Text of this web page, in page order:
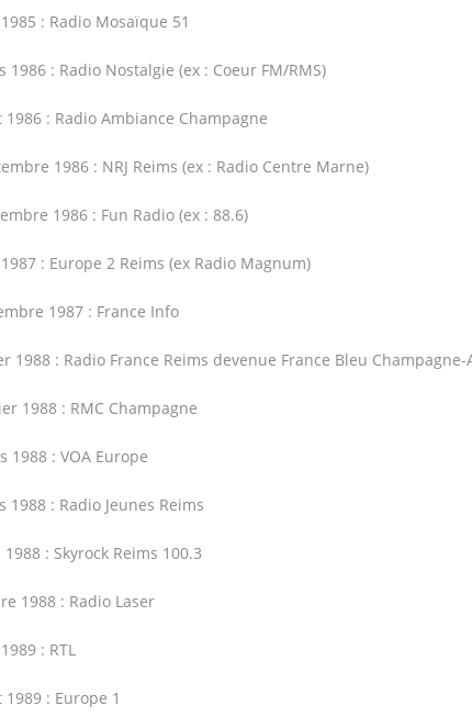
: Radio Mosaïque 51
1986 : Radio Nostalgie (ex : Coeur FM/RMS)
1986 : Radio Ambiance Champagne
1986 : NRJ Reims (ex : Radio Centre Marne)
1986 : Fun Radio (ex : 88.6)
: Europe 2 Reims (ex Radio Magnum)
1987 : France Info
1988 : Radio France Reims devenue France Bleu
1988 : RMC Champagne
1988 : VOA Europe
1988 : Radio Jeunes Reims
: Skyrock Reims 100.3
1988 : Radio Laser
: RTL
: Europe 1